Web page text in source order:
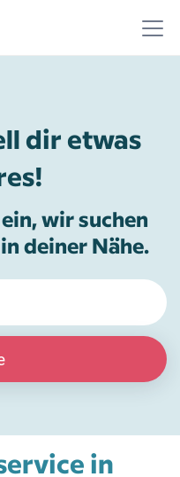
dir etwas
wir suchen
deiner Nähe.
in